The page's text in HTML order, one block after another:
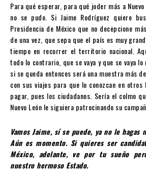
Para qué esperar, para qué joder más a
no se pudo. Si Jaime Rodríguez quiere
Presidencia de México que no decepcione
de una vez, que sepa que el país es muy
tiempo en recorrer el territorio nacional.
todo lo contrario, que se vaya y que se vaya
si se queda entonces será una muestra más
con sus viajes para que lo conozcan en otros
pagar, pues los ciudadanos. Sería el colmo
Nuevo León le siguiera patrocinando su
Vamos Jaime, sí se puede, ya no le hagas
Aún es momento. Si quieres ser
México, adelante, ve por tu sueño
nuestro hermoso Estado.